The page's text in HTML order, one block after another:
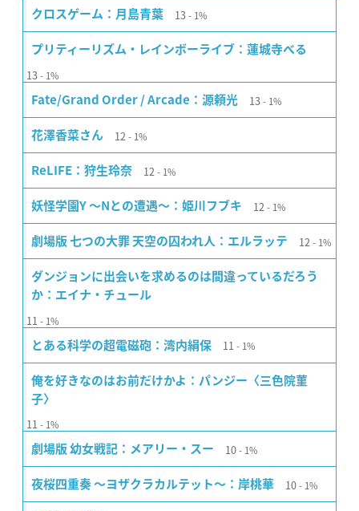
クロスゲーム：月島青葉 13 1%
プリティーリズム・レインボーライブ：蓮城寺べる
13 1%
Fate/Grand Order / Arcade：源頼光 13 1%
花澤香菜さん 12 1%
ReLIFE：狩生玲奈 12 1%
妖怪学園Y 〜Nとの遭遇〜：姫川フブキ 12 1%
劇場版 七つの大罪 天空の囚われ人：エルラッテ 12 1%
ダンジョンに出会いを求めるのは間違っているだろう
か：エイナ・チュール
11 1%
とある科学の超電磁砲：湾内絹保 11 1%
俺を好きなのはお前だけかよ：パンジー〈三色院菫
子〉
11 1%
劇場版 幼女戦記：メアリー・スー 10 1%
夜桜四重奏 〜ヨザクラカルテット〜：岸桃華 10 1%